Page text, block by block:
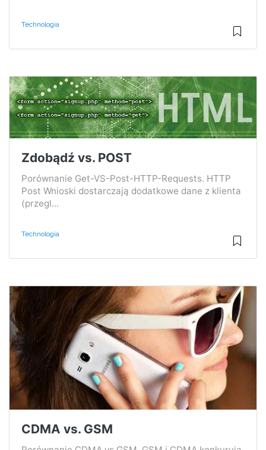
Technologia
Zdobądź vs. POST
Porównanie Get-VS-Post-HTTP-Requests. HTTP
Post Wnioski dostarczają dodatkowe dane z klienta
(przegl...
Technologia
CDMA vs. GSM